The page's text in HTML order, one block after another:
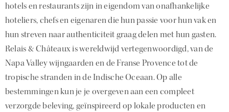
hotels en restaurants zijn in eigendom van onafhankelijke
hoteliers, chefs en eigenaren die hun passie voor hun vak en
hun streven naar authenticiteit graag delen met hun gasten.
Relais & Châteaux is wereldwijd vertegenwoordigd, van de
Napa Valley wijngaarden en de Franse Provence tot de
tropische stranden in de Indische Oceaan. Op alle
bestemmingen kun je je overgeven aan een compleet
verzorgde beleving, geïnspireerd op lokale producten en